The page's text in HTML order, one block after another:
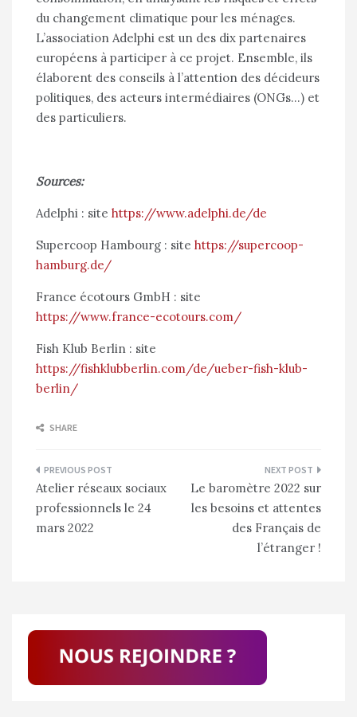
du changement climatique pour les ménages.
L’association Adelphi est un des dix partenaires
européens à participer à ce projet. Ensemble, ils
élaborent des conseils à l’attention des décideurs
politiques, des acteurs intermédiaires (ONGs…) et
des particuliers.
Sources:
Adelphi : site https://www.adelphi.de/de
Supercoop Hambourg : site https://supercoop-
hamburg.de/
France écotours GmbH : site
https://www.france-ecotours.com/
Fish Klub Berlin : site
https://fishklubberlin.com/de/ueber-fish-klub-
berlin/
SHARE
Navigation
de
l’article
Atelier réseaux sociaux
professionnels le 24
mars 2022
Le baromètre 2022 sur
les besoins et attentes
des Français de
l’étranger !